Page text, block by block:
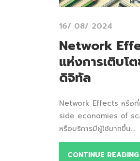
16/ 08/ 2024
Network
แห่งการเติบโ
ดิจิทัล
Network Effects หรือที่
side economies of
หรือบริการมีผู้ใช้มากขึ้น...
CONTINUE READING